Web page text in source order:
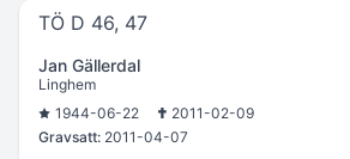
TÖ D 46, 47
Jan Gällerdal
Linghem
1944-06-22
2011-02-09
Gravsatt: 2011-04-07